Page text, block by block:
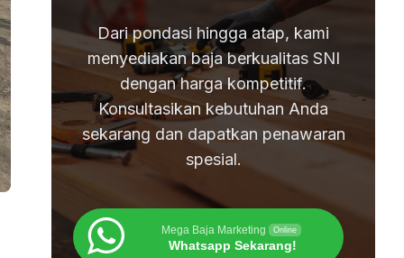
Dari pondasi hingga atap, kami
menyediakan baja berkualitas SNI
dengan harga kompetitif.
Konsultasikan kebutuhan Anda
sekarang dan dapatkan penawaran
spesial.
Mega Baja Marketing Online
Whatsapp Sekarang!